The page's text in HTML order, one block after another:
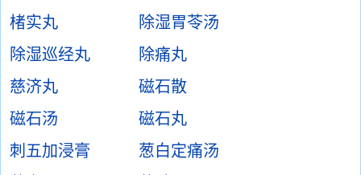
楮实丸
除湿胃苓汤
除湿巡经丸
除痛丸
慈济丸
磁石散
磁石汤
磁石丸
刺五加浸膏
葱白定痛汤